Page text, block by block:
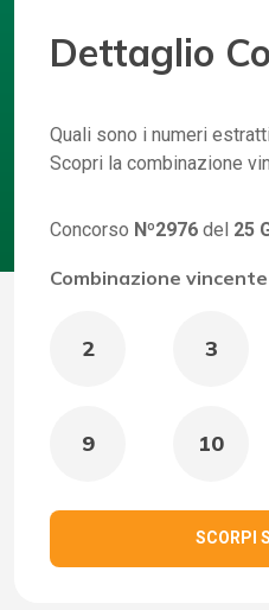
Dettaglio
Quali sono i numeri
Scopri la combinazione
Concorso Nº2976 del 25
Combinazione vincente
2 3
9 10
SCORPI